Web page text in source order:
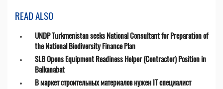
READ ALSO
UNDP Turkmenistan seeks National Consultant for Preparation of
the National Biodiversity Finance Plan
SLB Opens Equipment Readiness Helper (Contractor) Position in
Balkanabat
В маркет строительных материалов нужен IT специалист